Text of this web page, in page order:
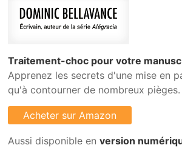
Traitement-choc pour votre
Apprenez les secrets d'une mise en
qu'à contourner de nombreux pièges.
Aussi disponible enversion